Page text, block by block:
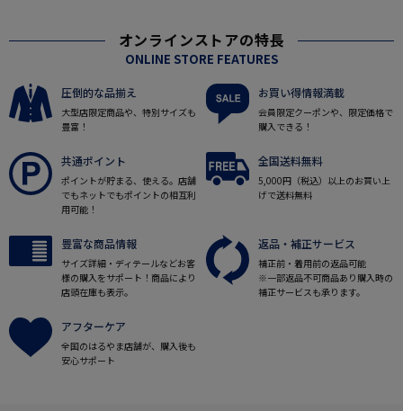
オンラインストアの特長
ONLINE STORE FEATURES
圧倒的な品揃え
大型店限定商品や、特別サイズも
豊富！
お買い得情報満載
会員限定クーポンや、限定価格で
購入できる！
共通ポイント
ポイントが貯まる、使える。店舗
でもネットでもポイントの相互利
用可能！
全国送料無料
5,000円（税込）以上のお買い上
げで送料無料
豊富な商品情報
サイズ詳細・ディテールなどお客
様の購入をサポート！商品により
店頭在庫も表示。
返品・補正サービス
補正前・着用前の返品可能
※一部返品不可商品あり購入時の
補正サービスも承ります。
アフターケア
全国のはるやま店舗が、購入後も
安心サポート